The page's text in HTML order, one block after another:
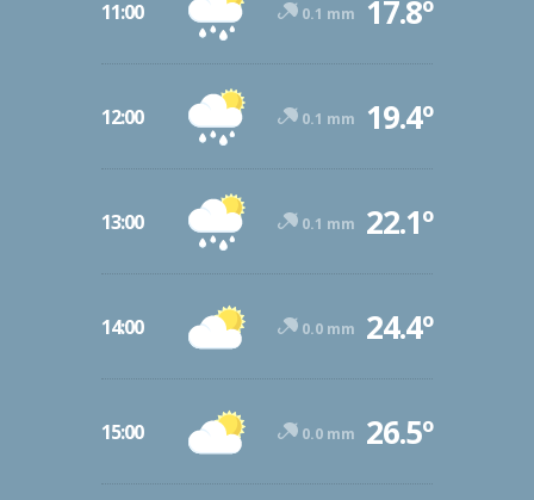
11:00 0.1 mm 17.8º
12:00 0.1 mm 19.4º
13:00 0.1 mm 22.1º
14:00 0.0 mm 24.4º
15:00 0.0 mm 26.5º